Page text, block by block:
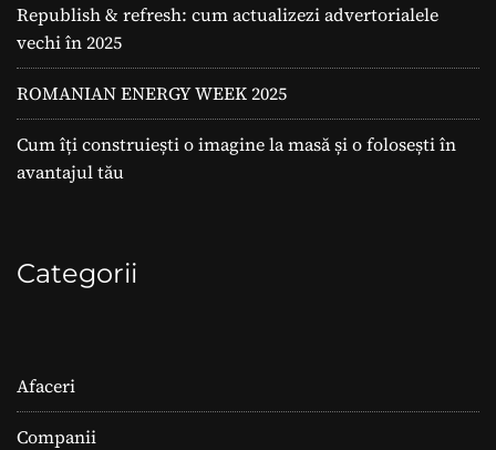
Republish & refresh: cum actualizezi advertorialele
vechi în 2025
ROMANIAN ENERGY WEEK 2025
Cum îți construiești o imagine la masă și o folosești în
avantajul tău
Categorii
Afaceri
Companii